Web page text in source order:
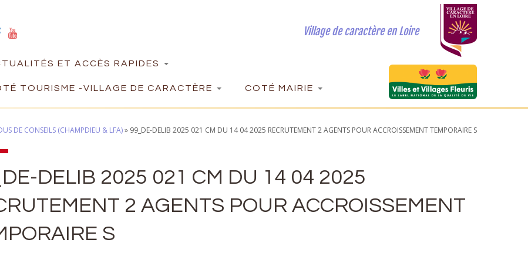
Village de caractère en Loire
ET ACCÈS RAPIDES
TOURISME -VILLAGE DE CARACTÈRE COTÉ MAIRIE
DE CONSEILS (CHAMPDIEU & LFA)» 99_DE-DELIB 2025 021 CM DU 14 04 2025 RECRUTEMENT 2 AGENTS POUR ACCROISSEMENT TEMPORAIRE S
DELIB 2025 021 CM DU 14 04 2025
2 AGENTS POUR ACCROISSEMENT
S